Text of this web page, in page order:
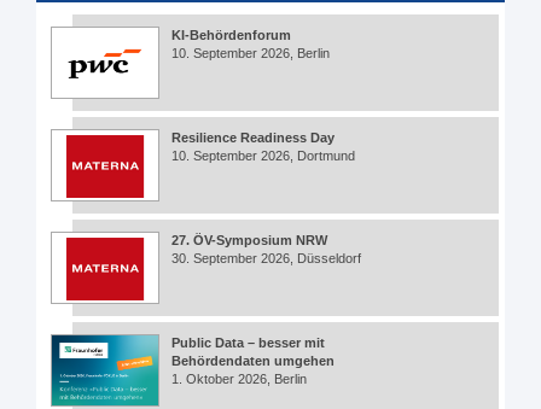
KI-Behördenforum
10. September 2026, Berlin
Resilience Readiness Day
10. September 2026, Dortmund
27. ÖV-Symposium NRW
30. September 2026, Düsseldorf
Public Data – besser mit
Behördendaten umgehen
1. Oktober 2026, Berlin